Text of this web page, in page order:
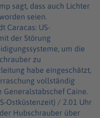
sagt, dass auch Lichter
seien.
Caracas: US-
der Störung
um die
zu
habe eingeschätzt,
vollständig
Caine.
Ostküstenzeit) / 2.01 Uhr
Hubschrauber über